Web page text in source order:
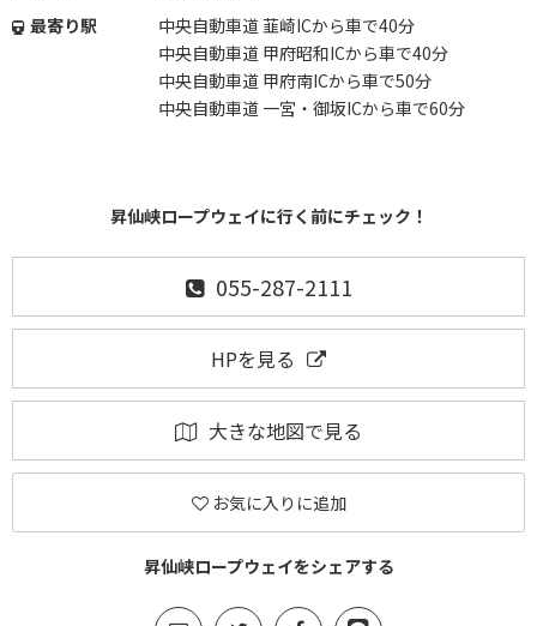
最寄り駅
中央自動車道 韮崎ICから車で40分
中央自動車道 甲府昭和ICから車で40分
中央自動車道 甲府南ICから車で50分
中央自動車道 一宮・御坂ICから車で60分
昇仙峡ロープウェイに行く前にチェック！
055-287-2111
HPを見る
大きな地図で見る
お気に入りに追加
昇仙峡ロープウェイをシェアする